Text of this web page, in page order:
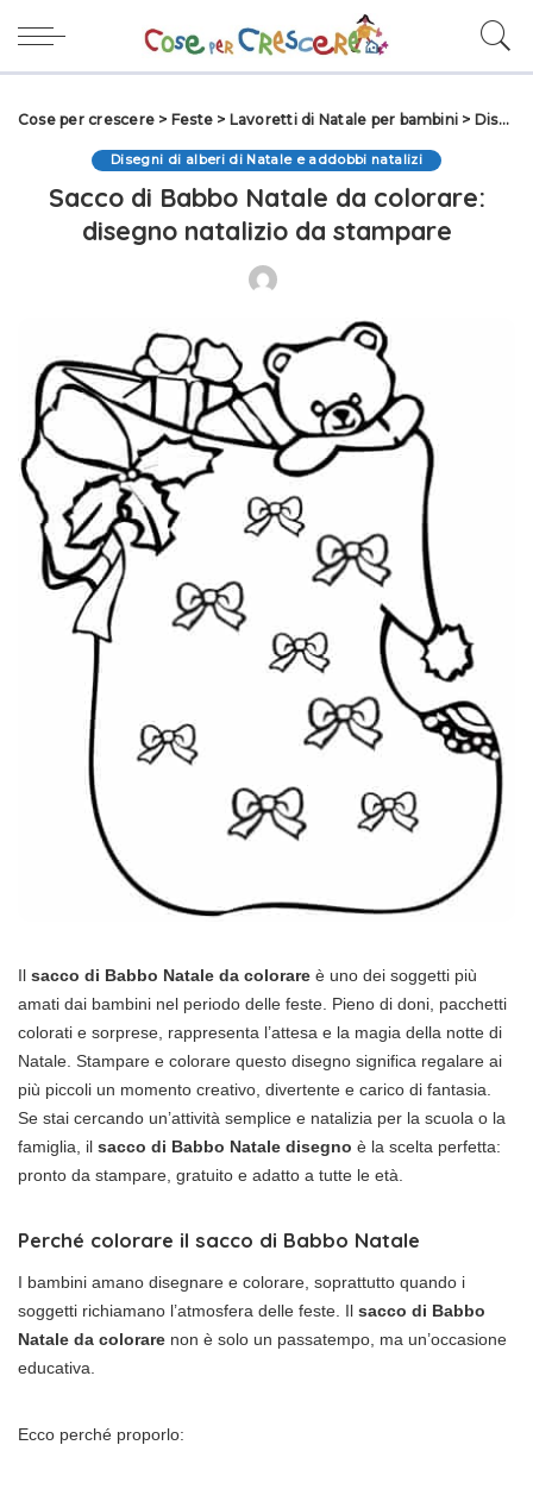
Cose per crescere > Feste > Lavoretti di Natale per bambini > Disegni di Natale
Disegni di alberi di Natale e addobbi natalizi
Sacco di Babbo Natale da colorare:
disegno natalizio da stampare
Il sacco di Babbo Natale da colorare è uno dei soggetti più
amati dai bambini nel periodo delle feste. Pieno di doni, pacchetti
colorati e sorprese, rappresenta l’attesa e la magia della notte di
Natale. Stampare e colorare questo disegno significa regalare ai
più piccoli un momento creativo, divertente e carico di fantasia.
Se stai cercando un’attività semplice e natalizia per la scuola o la
famiglia, il sacco di Babbo Natale disegno è la scelta perfetta:
pronto da stampare, gratuito e adatto a tutte le età.
Perché colorare il sacco di Babbo Natale
I bambini amano disegnare e colorare, soprattutto quando i
soggetti richiamano l’atmosfera delle feste. Il sacco di Babbo
Natale da colorare non è solo un passatempo, ma un’occasione
educativa.
Ecco perché proporlo: